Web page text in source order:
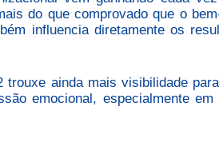
do que comprovado que o
influencia diretamente os
trouxe ainda mais visibilidade
emocional, especialmente em